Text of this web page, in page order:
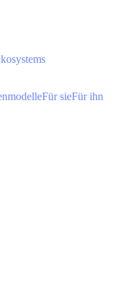
Für sieFür ihn